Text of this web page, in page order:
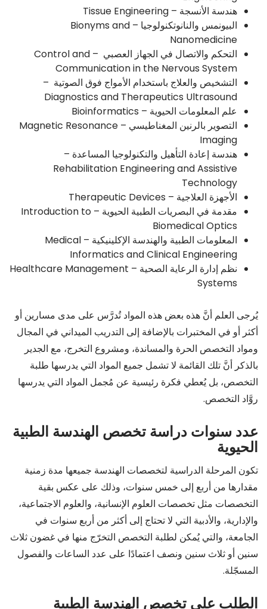
هندسة الأنسجة – Tissue Engineering
البيونمس والنانوتكنولوجيا – Bionyms and
Nanomedicine
التحكم والاتصال في الجهاز العصبي – Control and
Communication in the Nervous System
التشخيص والعلاج باستخدام الأمواج فوق الصوتية –
Diagnostics and Therapeutics Ultrasound
علم المعلومات الحيوية – Bioinformatics
التصوير بالرنين المغناطيسي – Magnetic Resonance
Imaging
هندسة إعادة التأهيل والتكنولوجيا المساعدة –
Rehabilitation Engineering and Assistive
Technology
الأجهزة العلاجية – Therapeutic Devices
مقدمة في البصريات الطبية الحيوية – Introduction to
Biomedical Optics
المعلومات الطبية والهندسة الإكلينيكية – Medical
Informatics and Clinical Engineering
نظم إدارة الرعاية الصحية – Healthcare Management
Systems
يُرجى العلم أنَّ هذه بعض هذه المواد تُدرَّس على مدى مسارين أو
أكثر أو في المختبرات بالإضافة إلى التدريب الميداني في المجال
ومواد التخصص الحرة والمساندة، ومشروع التخرج، مع الجدير
بالذكر أنَّ تلك القائمة لا تشمل جميع المواد التي يدرسها طلبة
التخصص، بل يُعطي فكرة رئيسية عن مُجمل المواد التي يدرسها
روَّاد التخصص.
عدد سنوات دراسة تخصص الهندسة الطبية
الحيوية
تكون المرحلة الدراسية لتخصصات الهندسة جميعها مدة زمنية
مقدارها من أربع إلى خمس سنوات، وذلك على عكس بقية
التخصصات مثل تخصصات العلوم الإنسانية، والعلوم الاجتماعية،
والإدارية، والأدبية التي لا تحتاج إلى أكثر من أربع سنوات في
الجامعة، والتي يُمكن لطلبة التخصص التخرّج منها في غضون ثلاث
سنين أو ثلاث سنين ونصف اعتمادًا على عدد الساعات والفصول
المسجّلة.
الطلب على تخصص الهندسة الطبية